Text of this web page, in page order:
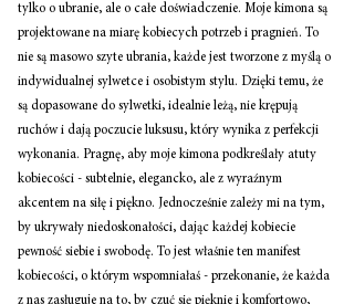
tylko o ubranie, ale o całe doświadczenie. Moje kimona są
projektowane na miarę kobiecych potrzeb i pragnień. To
nie są masowo szyte ubrania, każde jest tworzone z myślą o
indywidualnej sylwetce i osobistym stylu. Dzięki temu, że
są dopasowane do sylwetki, idealnie leżą, nie krępują
ruchów i dają poczucie luksusu, który wynika z perfekcji
wykonania. Pragnę, aby moje kimona podkreślały atuty
kobiecości - subtelnie, elegancko, ale z wyraźnym
akcentem na siłę i piękno. Jednocześnie zależy mi na tym,
by ukrywały niedoskonałości, dając każdej kobiecie
pewność siebie i swobodę. To jest właśnie ten manifest
kobiecości, o którym wspomniałaś - przekonanie, że każda
z nas zasługuje na to, by czuć się pięknie i komfortowo,